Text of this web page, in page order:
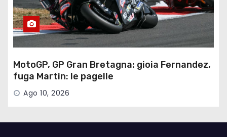
MotoGP, GP Gran Bretagna: gioia Fernandez,
fuga Martin: le pagelle
Ago 10, 2026